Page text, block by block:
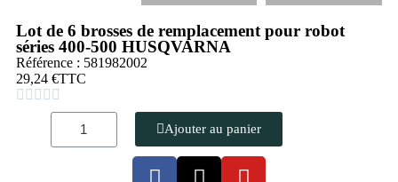
Lot de 6 brosses de remplacement pour robot
séries 400-500 HUSQVARNA
Référence : 581982002
29,24 €TTC
    
Ajouter au panier